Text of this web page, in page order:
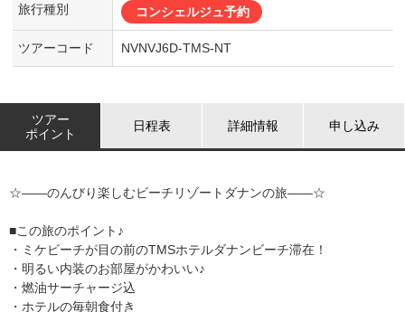
旅行種別 コンシェルジュ予約
ツアーコード NVNVJ6D-TMS-NT
ツアー
ポイント
日程表 詳細情報 申し込み
☆――のんびり楽しむビーチリゾートダナンの旅――☆
■この旅のポイント♪
・ミケビーチが目の前のTMSホテルダナンビーチ滞在！
・明るい内装のお部屋がかわいい♪
・燃油サーチャージ込
・ホテルの毎朝食付き